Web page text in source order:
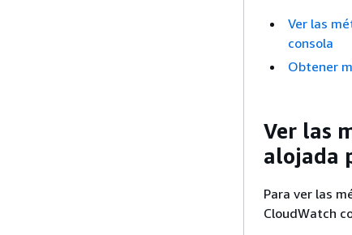
Ver las
consola
Obtener
Ver las
alojada
Para ver las
CloudWatch